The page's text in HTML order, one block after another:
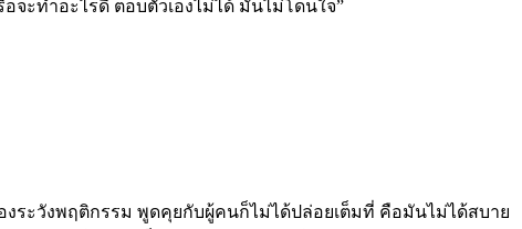
ะทำอะไรดี ตอบตัวเองไม่ได้ มันไม่โดนใจ”
องระวังพฤติกรรม พูดคุยกับผู้คนก็ไม่ได้ปล่อยเต็มที่ คือมันไม่ได้สบาย